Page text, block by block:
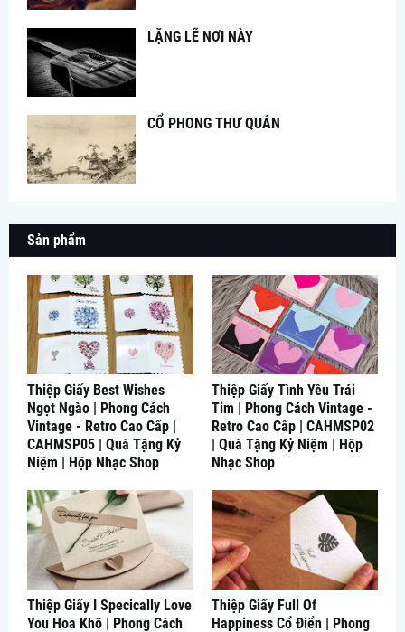
LẶNG LẼ NƠI NÀY
CỔ PHONG THƯ QUÁN
Sản phẩm
Thiệp Giấy Best Wishes
Ngọt Ngào | Phong Cách
Vintage - Retro Cao Cấp |
CAHMSP05 | Quà Tặng Kỷ
Niệm | Hộp Nhạc Shop
Thiệp Giấy Tình Yêu Trái
Tim | Phong Cách Vintage -
Retro Cao Cấp | CAHMSP02
| Quà Tặng Kỷ Niệm | Hộp
Nhạc Shop
Thiệp Giấy I Specically Love
You Hoa Khô | Phong Cách
Thiệp Giấy Full Of
Happiness Cổ Điển | Phong